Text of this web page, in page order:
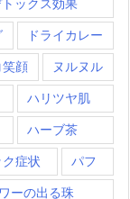
ドライカレー
笑顔 ヌルヌル
ハリツヤ肌
ハーブ茶
症状 パフ
ーの出る珠